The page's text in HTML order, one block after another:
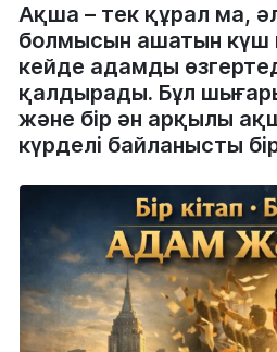
Ақша – тек құрал ма,
болмысын ашатын күш
кейде адамды
қалдырады. Бұл
және бір ән арқылы
күрделі байланысты